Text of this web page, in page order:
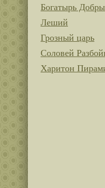
Богатырь
Леший
Грозный царь
Соловей
Харитон